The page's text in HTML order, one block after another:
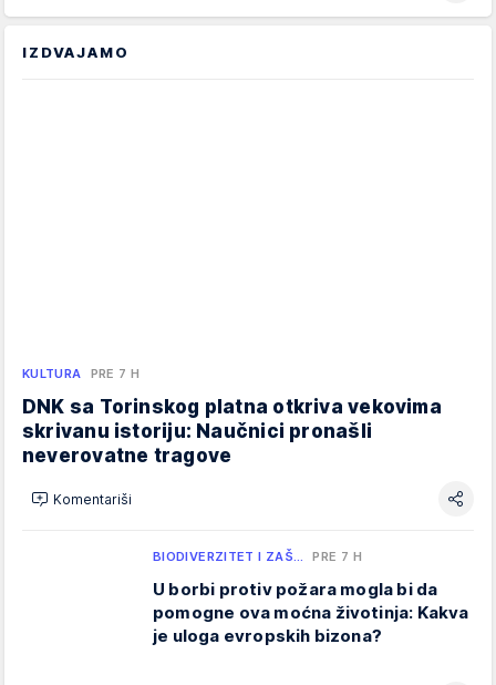
IZDVAJAMO
KULTURA PRE 7 H
DNK sa Torinskog platna otkriva vekovima
skrivanu istoriju: Naučnici pronašli
neverovatne tragove
Komentariši
BIODIVERZITET I ZAŠ… PRE 7 H
U borbi protiv požara mogla bi da
pomogne ova moćna životinja: Kakva
je uloga evropskih bizona?